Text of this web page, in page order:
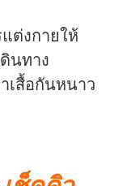
ต่งกายให้
นทาง
เสื้อกันหนาว